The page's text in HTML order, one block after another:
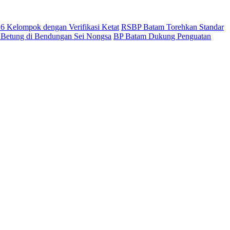
Kelompok dengan Verifikasi Ketat RSBP Batam Torehkan Standar
di Bendungan Sei Nongsa BP Batam Dukung Penguatan